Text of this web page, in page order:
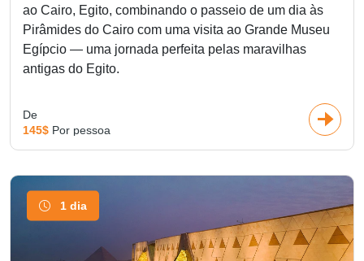
ao Cairo, Egito, combinando o passeio de um dia às
Pirâmides do Cairo com uma visita ao Grande Museu
Egípcio — uma jornada perfeita pelas maravilhas
antigas do Egito.
De
145$ Por pessoa
1 dia